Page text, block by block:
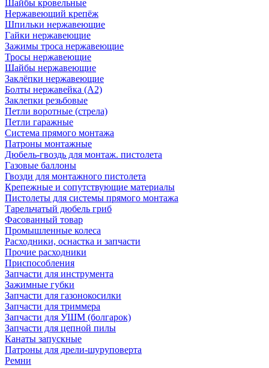
Шайбы кровельные
Нержавеющий крепёж
Шпильки нержавеющие
Гайки нержавеющие
Зажимы троса нержавеющие
Тросы нержавеющие
Шайбы нержавеющие
Заклёпки нержавеющие
Болты нержавейка (А2)
Заклепки резьбовые
Петли воротные (стрела)
Петли гаражные
Система прямого монтажа
Патроны монтажные
Дюбель-гвоздь для монтаж. пистолета
Газовые баллоны
Гвозди для монтажного пистолета
Крепежные и сопутствующие материалы
Пистолеты для системы прямого монтажа
Тарельчатый дюбель гриб
Фасованный товар
Промышленные колеса
Расходники, оснастка и запчасти
Прочие расходники
Приспособления
Запчасти для инструмента
Зажимные губки
Запчасти для газонокосилки
Запчасти для триммера
Запчасти для УШМ (болгарок)
Запчасти для цепной пилы
Канаты запускные
Патроны для дрели-шуруповерта
Ремни